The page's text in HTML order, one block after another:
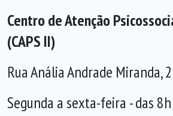
Centro de Atenção
(CAPS II)
Rua Anália Andrade Miranda,
Segunda a sexta-feira - das